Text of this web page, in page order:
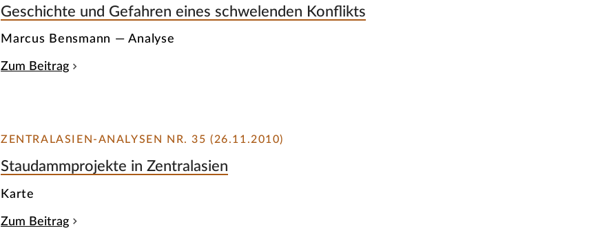
Geschichte und Gefahren eines schwelenden Konflikts
Marcus Bensmann — Analyse
Zum Beitrag
ZENTRALASIEN-ANALYSEN NR. 35 (26.11.2010)
Staudammprojekte in Zentralasien
Karte
Zum Beitrag